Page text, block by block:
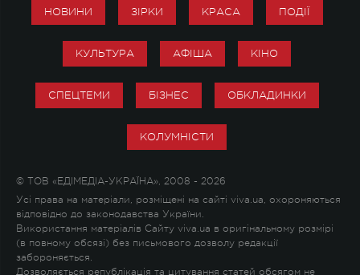
НОВИНИ ЗІРКИ КРАСА ПОДІЇ
КУЛЬТУРА АФІША КІНО
СПЕЦТЕМИ БІЗНЕС ОБКЛАДИНКИ
КОЛУМНІСТИ
© ТОВ «ЕДІМЕДІА-УКРАЇНА», 2008 - 2026
Усі права на матеріали, розміщені на сайті viva.ua, охороняються
відповідно до законодавства України.
Використання матеріалів Сайту viva.ua в оригінальному розмірі
(в повному обсязі) без письмового дозволу редакції
забороняється.
Дозволяється републікація та цитування статей обсягом не